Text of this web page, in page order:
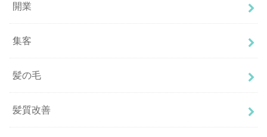
開業
集客
髪の毛
髪質改善